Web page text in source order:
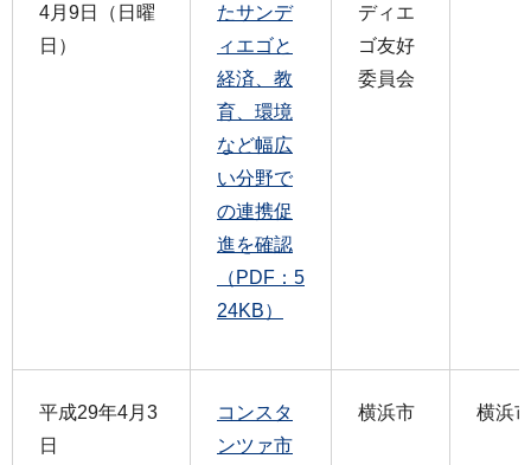
4月9日（日曜
日）
たサンデ
ィエゴと
経済、教
育、環境
など幅広
い分野で
の連携促
進を確認
（PDF：5
24KB）
ディエ
ゴ友好
委員会
平成29年4月3
日
コンスタ
ンツァ市
横浜市 横浜